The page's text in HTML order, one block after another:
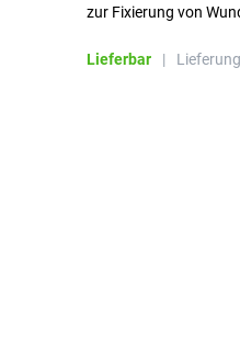
zur Fixierung von
Lieferbar |